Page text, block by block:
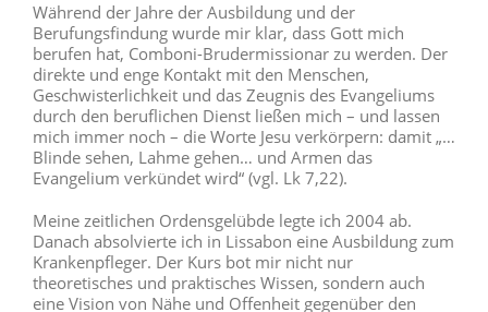
Während der Jahre der Ausbildung und der
Berufungsfindung wurde mir klar, dass Gott mich
berufen hat, Comboni-Brudermissionar zu werden. Der
direkte und enge Kontakt mit den Menschen,
Geschwisterlichkeit und das Zeugnis des Evangeliums
durch den beruflichen Dienst ließen mich – und lassen
mich immer noch – die Worte Jesu verkörpern: damit „…
Blinde sehen, Lahme gehen… und Armen das
Evangelium verkündet wird“ (vgl. Lk 7,22).
Meine zeitlichen Ordensgelübde legte ich 2004 ab.
Danach absolvierte ich in Lissabon eine Ausbildung zum
Krankenpfleger. Der Kurs bot mir nicht nur
theoretisches und praktisches Wissen, sondern auch
eine Vision von Nähe und Offenheit gegenüber den